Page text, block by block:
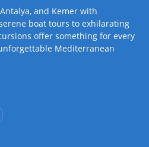
and Kemer with
boat tours to exhilarating
offer something for every
Mediterranean